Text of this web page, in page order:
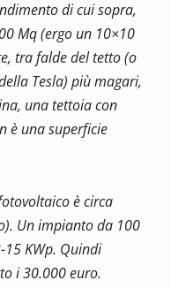
di cui sopra,
Mq (ergo un 10×10
tra falde del tetto (o
Tesla) più magari,
una tettoia con
è una superficie
è circa
Un impianto da 100
KWp. Quindi
i 30.000 euro.